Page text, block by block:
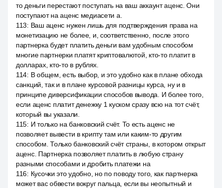
то деньги перестают поступать на ваш аккаунт аценс. Они
поступают на аценс медиасети а.
113: Ваш аценс нужен лишь для подтверждения права на
монетизацию не более, и, соответственно, после этого
партнерка будет платить деньги вам удобным способом
многие партнерки платят криптовалютой, кто-то платит в
долларах, кто-то в рублях.
114: В общем, есть выбор, и это удобно как в плане обхода
санкций, так и в плане курсовой разницы курса, ну и в
принципе диверсификации способов вывода. И более того,
если аценс платит денежку 1 куском сразу всю на тот счёт,
который вы указали.
115: И только на банковский счёт. То есть аценс не
позволяет вывести в крипту там или каким-то другим
способом. Только банковский счёт страны, в котором открыт
аценс. Партнерка позволяет платить в любую страну
разными способами и дробить платежи на
116: Кусочки это удобно, но по поводу того, как партнерка
может вас обвести вокруг пальца, если вы неопытный и